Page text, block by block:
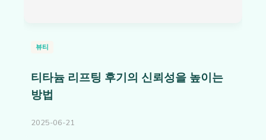
뷰티
티타늄 리프팅 후기의 신뢰성을 높이는
방법
2025-06-21